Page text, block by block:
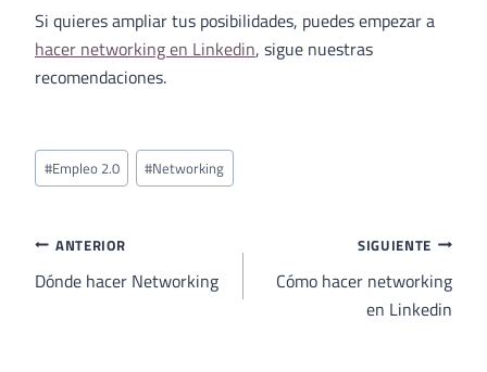
Si quieres ampliar tus posibilidades, puedes empezar a
hacer networking en Linkedin, sigue nuestras
recomendaciones.
Etiquetas
de
entrada:
#Empleo 2.0 #Networking
Navegación
de
ANTERIOR
Dónde hacer Networking
SIGUIENTE
Cómo hacer networking
en Linkedin